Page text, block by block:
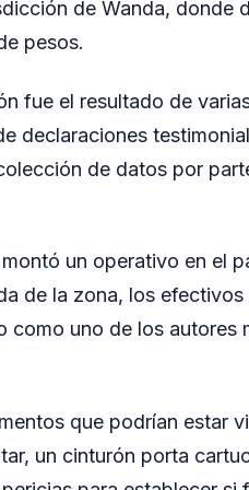
de Wanda, donde
pesos.
fue el resultado de
declaraciones
de datos por
un operativo en el
de la zona, los
uno de los autores
que podrían estar
un cinturón porta